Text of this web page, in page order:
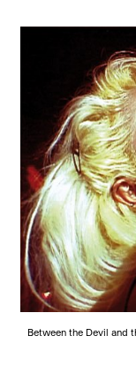
Between the Devil and